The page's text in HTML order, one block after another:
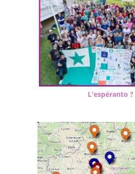
L'espéranto ?